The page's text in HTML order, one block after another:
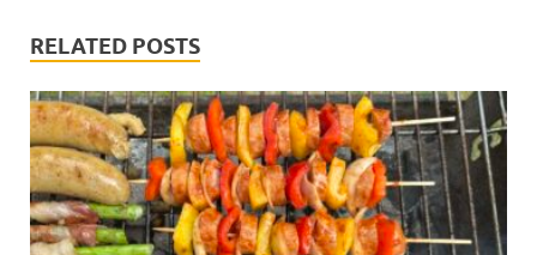
RELATED POSTS